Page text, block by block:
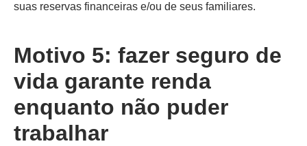
suas reservas financeiras e/ou de seus familiares.
Motivo 5: fazer seguro de
vida garante renda
enquanto não puder
trabalhar